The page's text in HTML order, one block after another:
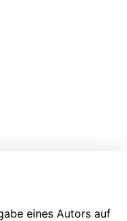
eines Autors auf